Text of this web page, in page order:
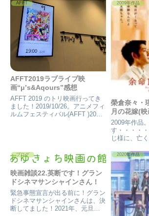
AFFT
AFFT2019ラブライブ映
画“μ’s&Aqours”感想
AFFT 2019 のトリ映画行ってき
ました！2019/10/26。アニメフィ
ルムフェスティバル(AFFT )2019
2009年作品
榮倉奈々・
月の花嫁(
2009年作品
す・・・・
じ様に、亡
『余命1ヶ月
式ホームペ
嫁』◯監
演…榮倉奈
宝◯舞台...
ブログ
映画雑談22.英断です！グラン
ドシネマサンシャインさん！
緊急事態宣言が出る前に！グラン
ドシネマサンシャインさんは、決
断してました！2021年、元旦か
2020年作品